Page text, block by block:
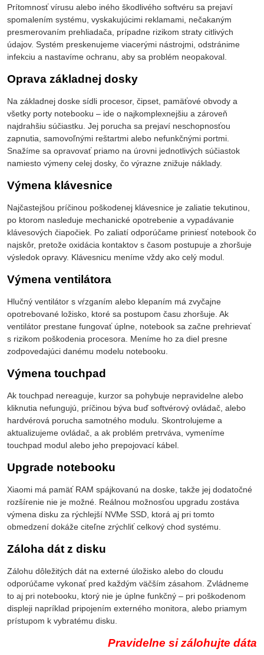
Prítomnosť vírusu alebo iného škodlivého softvéru sa prejaví
spomalením systému, vyskakujúcimi reklamami, nečakaným
presmerovaním prehliadača, prípadne rizikom straty citlivých
údajov. Systém preskenujeme viacerými nástrojmi, odstránime
infekciu a nastavíme ochranu, aby sa problém neopakoval.
Oprava základnej dosky
Na základnej doske sídli procesor, čipset, pamäťové obvody a
všetky porty notebooku – ide o najkomplexnejšiu a zároveň
najdrahšiu súčiastku. Jej porucha sa prejaví neschopnosťou
zapnutia, samovoľnými reštartmi alebo nefunkčnými portmi.
Snažíme sa opravovať priamo na úrovni jednotlivých súčiastok
namiesto výmeny celej dosky, čo výrazne znižuje náklady.
Výmena klávesnice
Najčastejšou príčinou poškodenej klávesnice je zaliatie tekutinou,
po ktorom nasleduje mechanické opotrebenie a vypadávanie
klávesových čiapočiek. Po zaliatí odporúčame priniesť notebook čo
najskôr, pretože oxidácia kontaktov s časom postupuje a zhoršuje
výsledok opravy. Klávesnicu meníme vždy ako celý modul.
Výmena ventilátora
Hlučný ventilátor s vŕzganím alebo klepaním má zvyčajne
opotrebované ložisko, ktoré sa postupom času zhoršuje. Ak
ventilátor prestane fungovať úplne, notebook sa začne prehrievať
s rizikom poškodenia procesora. Meníme ho za diel presne
zodpovedajúci danému modelu notebooku.
Výmena touchpad
Ak touchpad nereaguje, kurzor sa pohybuje nepravidelne alebo
kliknutia nefungujú, príčinou býva buď softvérový ovládač, alebo
hardvérová porucha samotného modulu. Skontrolujeme a
aktualizujeme ovládač, a ak problém pretrváva, vymeníme
touchpad modul alebo jeho prepojovací kábel.
Upgrade notebooku
Xiaomi má pamäť RAM spájkovanú na doske, takže jej dodatočné
rozšírenie nie je možné. Reálnou možnosťou upgradu zostáva
výmena disku za rýchlejší NVMe SSD, ktorá aj pri tomto
obmedzení dokáže citeľne zrýchliť celkový chod systému.
Záloha dát z disku
Zálohu dôležitých dát na externé úložisko alebo do cloudu
odporúčame vykonať pred každým väčším zásahom. Zvládneme
to aj pri notebooku, ktorý nie je úplne funkčný – pri poškodenom
displeji napríklad pripojením externého monitora, alebo priamym
prístupom k vybratému disku.
Pravidelne si zálohujte dáta